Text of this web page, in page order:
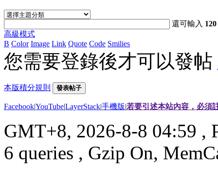
還可輸入 120
高級模式
B Color Image Link Quote Code Smilies
您需要登錄後才可以發帖
本版積分規則 發表帖子
Facebook|YouTube|LayerStack|手機版|若要引述本站內容，必須
GMT+8, 2026-8-8 04:59 ,
6 queries , Gzip On,